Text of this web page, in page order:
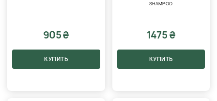
905 ₴
КУПИТЬ
SHAMPOO
1475 ₴
КУПИТЬ